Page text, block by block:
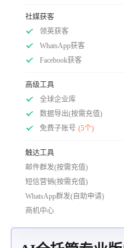
社媒获客
领英获客
WhatsApp获客
Facebook获客
高级工具
全球企业库
数据导出(按需充值)
免费子账号 (5个)
触达工具
邮件群发(按需充值)
短信营销(按需充值)
WhatsApp群发(自助申请)
商机中心